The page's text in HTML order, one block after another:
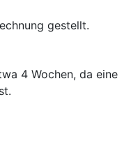
gestellt.
4 Wochen, da eine